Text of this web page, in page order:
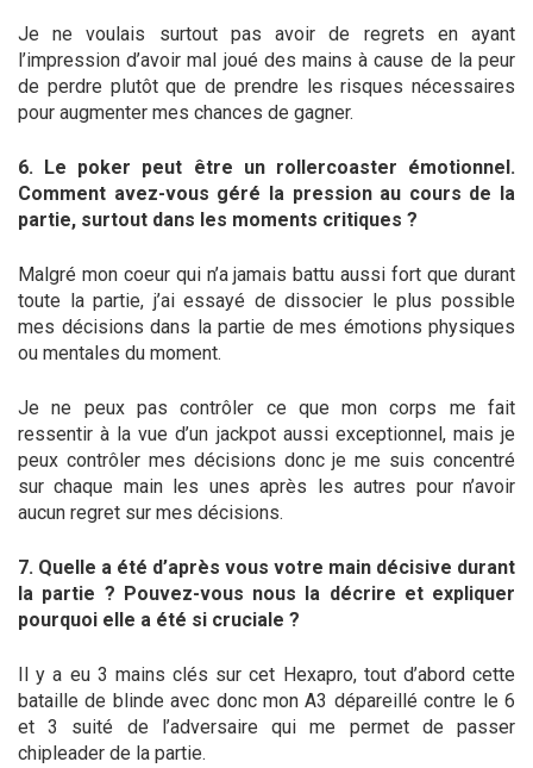
Je ne voulais surtout pas avoir de regrets en ayant
l’impression d’avoir mal joué des mains à cause de la peur
de perdre plutôt que de prendre les risques nécessaires
pour augmenter mes chances de gagner.
6. Le poker peut être un rollercoaster émotionnel.
Comment avez-vous géré la pression au cours de la
partie, surtout dans les moments critiques ?
Malgré mon coeur qui n’a jamais battu aussi fort que durant
toute la partie, j’ai essayé de dissocier le plus possible
mes décisions dans la partie de mes émotions physiques
ou mentales du moment.
Je ne peux pas contrôler ce que mon corps me fait
ressentir à la vue d’un jackpot aussi exceptionnel, mais je
peux contrôler mes décisions donc je me suis concentré
sur chaque main les unes après les autres pour n’avoir
aucun regret sur mes décisions.
7. Quelle a été d’après vous votre main décisive durant
la partie ? Pouvez-vous nous la décrire et expliquer
pourquoi elle a été si cruciale ?
Il y a eu 3 mains clés sur cet Hexapro, tout d’abord cette
bataille de blinde avec donc mon A3 dépareillé contre le 6
et 3 suité de l’adversaire qui me permet de passer
chipleader de la partie.